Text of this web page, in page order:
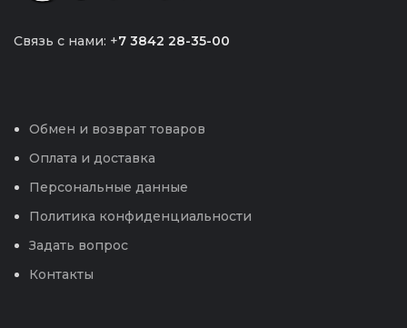
Связь с нами: +7 3842 28-35-00
Обмен и возврат товаров
Оплата и доставка
Персональные данные
Политика конфиденциальности
Задать вопрос
Контакты